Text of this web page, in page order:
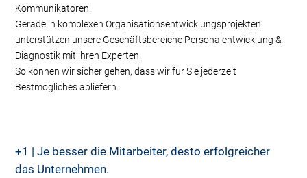
Kommunikatoren.
Gerade in komplexen Organisationsentwicklungsprojekten
unterstützen unsere Geschäftsbereiche Personalentwicklung &
Diagnostik mit ihren Experten.
So können wir sicher gehen, dass wir für Sie jederzeit
Bestmögliches abliefern.
+1 | Je besser die Mitarbeiter, desto erfolgreicher
das Unternehmen.